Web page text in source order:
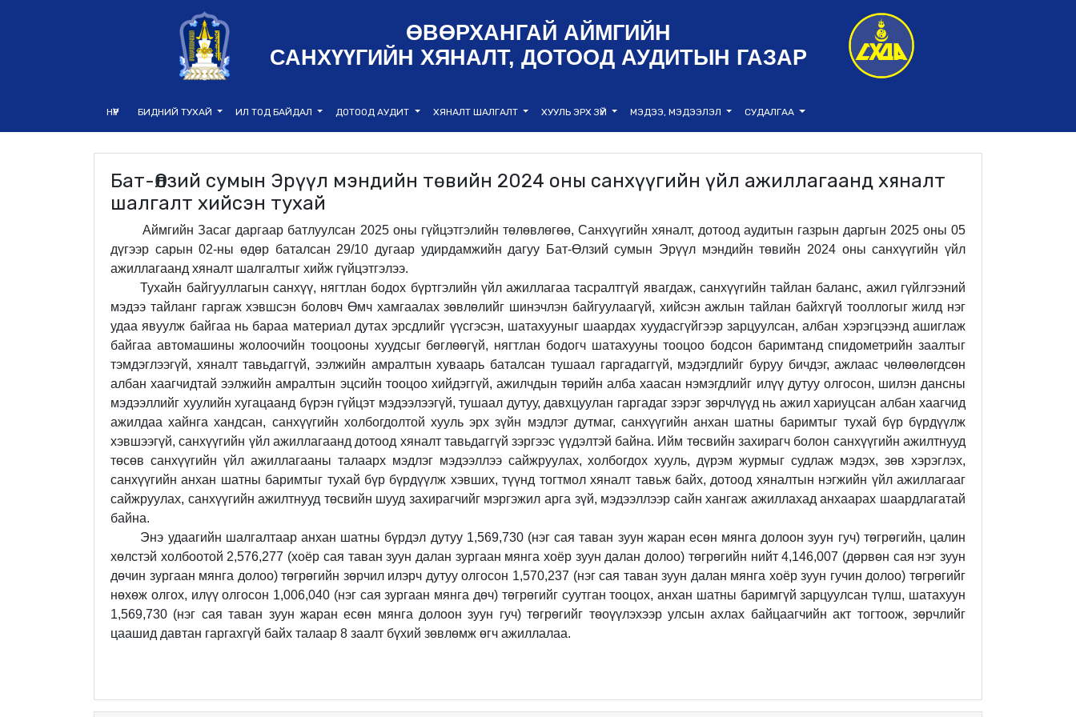
ӨВӨРХАНГАЙ АЙМГИЙН
САНХҮҮГИЙН ХЯНАЛТ, ДОТООД АУДИТЫН ГАЗАР
НҮҮР БИДНИЙ ТУХАЙ ИЛ ТОД БАЙДАЛ ДОТООД АУДИТ ХЯНАЛТ ШАЛГАЛТ ХУУЛЬ ЭРХ ЗҮЙ МЭДЭЭ, МЭДЭЭЛЭЛ СУДАЛГАА
Бат-Өлзий сумын Эрүүл мэндийн төвийн 2024 оны санхүүгийн үйл ажиллагаанд хяналт
шалгалт хийсэн тухай
Аймгийн Засаг даргаар батлуулсан 2025 оны гүйцэтгэлийн төлөвлөгөө, Санхүүгийн хяналт, дотоод аудитын газрын даргын 2025 оны 05
дүгээр сарын 02-ны өдөр баталсан 29/10 дугаар удирдамжийн дагуу Бат-Өлзий сумын Эрүүл мэндийн төвийн 2024 оны санхүүгийн үйл
ажиллагаанд хяналт шалгалтыг хийж гүйцэтгэлээ.
Тухайн байгууллагын санхүү, нягтлан бодох бүртгэлийн үйл ажиллагаа тасралтгүй явагдаж, санхүүгийн тайлан баланс, ажил гүйлгээний
мэдээ тайланг гаргаж хэвшсэн боловч Өмч хамгаалах зөвлөлийг шинэчлэн байгуулаагүй, хийсэн ажлын тайлан байхгүй тооллогыг жилд нэг
удаа явуулж байгаа нь бараа материал дутах эрсдлийг үүсгэсэн, шатахууныг шаардах хуудасгүйгээр зарцуулсан, албан хэрэгцээнд ашиглаж
байгаа автомашины жолоочийн тооцооны хуудсыг бөглөөгүй, нягтлан бодогч шатахууны тооцоо бодсон баримтанд спидометрийн заалтыг
тэмдэглээгүй, хяналт тавьдаггүй, ээлжийн амралтын хуваарь баталсан тушаал гаргадаггүй, мэдэгдлийг буруу бичдэг, ажлаас чөлөөлөгдсөн
албан хаагчидтай ээлжийн амралтын эцсийн тооцоо хийдэггүй, ажилчдын төрийн алба хаасан нэмэгдлийг илүү дутуу олгосон, шилэн дансны
мэдээллийг хуулийн хугацаанд бүрэн гүйцэт мэдээлээгүй, тушаал дутуу, давхцуулан гаргадаг зэрэг зөрчлүүд нь ажил хариуцсан албан хаагчид
ажилдаа хайнга хандсан, санхүүгийн холбогдолтой хууль эрх зүйн мэдлэг дутмаг, санхүүгийн анхан шатны баримтыг тухай бүр бүрдүүлж
хэвшээгүй,санхүүгийн үйл ажиллагаанд дотоод хяналт тавьдаггүйзэргээс үүдэлтэй байна. Ийм төсвийн захирагч болон санхүүгийн ажилтнууд
төсөв санхүүгийн үйл ажиллагааны талаарх мэдлэг мэдээллээ сайжруулах, холбогдох хууль, дүрэм журмыг судлаж мэдэх, зөв хэрэглэх,
санхүүгийн анхан шатны баримтыг тухай бүр бүрдүүлж хэвших, түүнд тогтмол хяналт тавьж байх, дотоод хяналтын нэгжийн үйл ажиллагааг
сайжруулах, санхүүгийн ажилтнууд төсвийн шууд захирагчийг мэргэжил арга зүй, мэдээллээр сайн хангаж ажиллахад анхаарах шаардлагатай
байна.
Энэ удаагийн шалгалтаар анхан шатны бүрдэл дутуу 1,569,730 (нэг сая таван зуун жаран есөн мянга долоон зуун гуч) төгрөгийн, цалин
хөлстэй холбоотой 2,576,277 (хоёр сая таван зуун далан зургаан мянга хоёр зуун далан долоо) төгрөгийн нийт 4,146,007 (дөрвөн сая нэг зуун
дөчин зургаан мянга долоо)төгрөгийн зөрчил илэрч дутуу олгосон 1,570,237 (нэг сая таван зуун далан мянга хоёр зуун гучин долоо) төгрөгийг
нөхөж олгох, илүү олгосон 1,006,040 (нэг сая зургаан мянга дөч) төгрөгийг суутган тооцох, анхан шатны баримгүй зарцуулсан түлш, шатахуун
1,569,730 (нэг сая таван зуун жаран есөн мянга долоон зуун гуч) төгрөгийг төоүүлэхээр улсын ахлах байцаагчийн акт тогтоож, зөрчлийг
цаашид давтан гаргахгүй байх талаар 8 заалт бүхий зөвлөмж өгч ажиллалаа.